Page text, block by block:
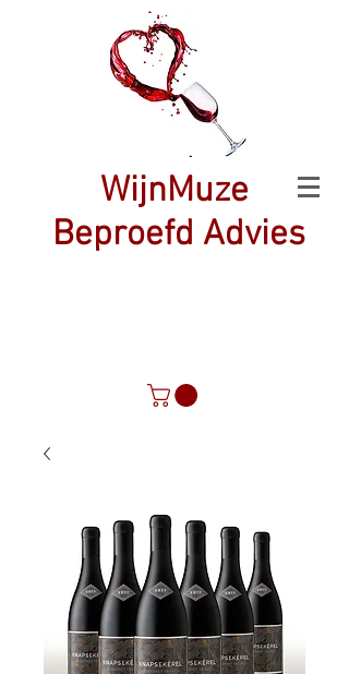
WijnMuze
Beproefd Advies